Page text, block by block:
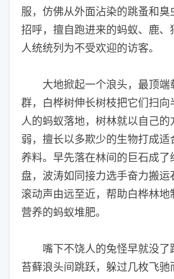
服，仿佛从外面沾染的跳蚤和臭
招呼，擅自跑进来的蚂蚁、鹿、
人统统列为不受欢迎的访客。
大地掀起一个浪头，最顶端
群，白桦树伸长树枝把它们扫向
人的蚂蚁落地，树林就以自己的
弱，擅长以多欺少的生物打成适
养料。早先落在林间的巨石成了
盘，波涛如同接力选手奋力搬运
滚动声由远至近，帮助白桦林地
营养的蚂蚁堆肥。
嘴下不饶人的兔怪早就没了
苔藓浪头间跳跃，躲过几枚飞驰